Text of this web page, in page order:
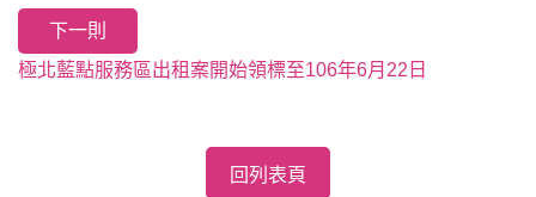
下一則
極北藍點服務區出租案開始領標至106年6月22日
回列表頁